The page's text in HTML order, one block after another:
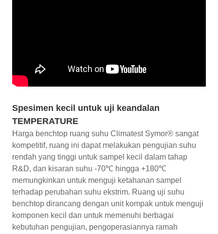
Spesimen kecil untuk uji keandalan
TEMPERATURE
Harga benchtop ruang suhu Climatest Symor® sangat
kompetitif, ruang ini dapat melakukan pengujian suhu
rendah yang tinggi untuk sampel kecil dalam tahap
R&D, dan kisaran suhu -70℃ hingga +180℃
memungkinkan untuk menguji ketahanan sampel
terhadap perubahan suhu ekstrim. Ruang uji suhu
benchtop dirancang dengan unit kompak untuk menguji
komponen kecil dan untuk memenuhi berbagai
kebutuhan pengujian, pengoperasiannya ramah